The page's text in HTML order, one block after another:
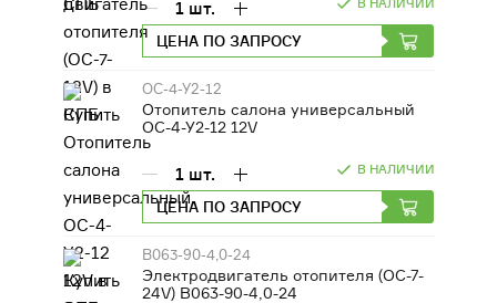
РАЗНАЯ ТЕХНИКА
СЕЛЬСКОХОЗЯЙСТВЕННОЕ
ОБОРУДОВАНИЕ
ФИЛЬТРЫ
ТРАНСМИССИЯ, КПП
В НАЛИЧИИ
1 шт.
ЦЕНА ПО ЗАПРОСУ
ОС-4-У2-12
Отопитель салона универсальный
ОС-4-У2-12 12V
В НАЛИЧИИ
1 шт.
ЦЕНА ПО ЗАПРОСУ
В063-90-4,0-24
Электродвигатель отопителя (ОС-7-
24V) В063-90-4,0-24